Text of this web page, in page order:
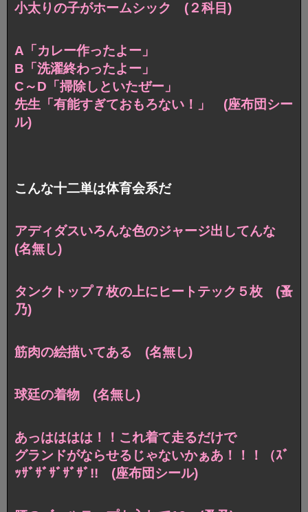
小太りの子がホームシック (２科目)
A「カレー作ったよー」
B「洗濯終わったよー」
C～D「掃除しといたぜー」
先生「有能すぎておもろない！」 (座布団シー
ル)
こんな十二単は体育会系だ
アディダスいろんな色のジャージ出してんな
(名無し)
タンクトップ７枚の上にヒートテック５枚 (蚤
乃)
筋肉の絵描いてある (名無し)
球廷の着物 (名無し)
あっはははは！！これ着て走るだけで
グランドがならせるじゃないかぁあ！！！（ｽﾞ
ｯｻﾞｻﾞｻﾞｻﾞｻﾞ!! (座布団シール)